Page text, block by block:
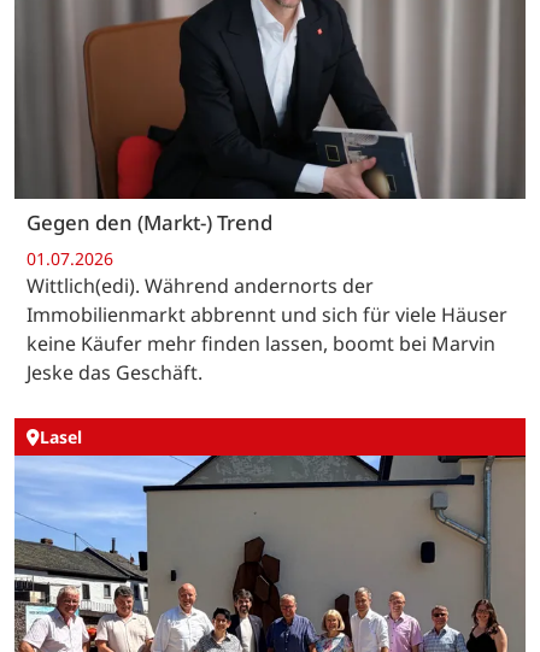
Gegen den (Markt-) Trend
01.07.2026
Wittlich(edi). Während andernorts der
Immobilienmarkt abbrennt und sich für viele Häuser
keine Käufer mehr finden lassen, boomt bei Marvin
Jeske das Geschäft.
Lasel